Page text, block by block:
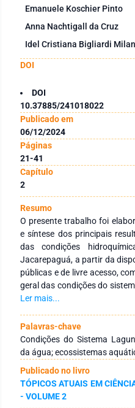
Emanuele Koschier Pinto
Anna Nachtigall da Cruz
Idel Cristiana Bigliardi
DOI
DOI
10.37885/241018022
Publicado em
06/12/2024
Páginas
21-41
Capítulo
2
Resumo
O presente trabalho foi
e síntese dos principais
das condições
Jacarepaguá, a partir da
públicas e de livre acesso,
geral das condições do
problemáticas hidroquímicas
tenham realizado a análise
dentro deste sistema, além
escassez de informações
ambiental realizado pelo
diversos dados com falhas
a tabulação e
avaliação realizada no
Ler mais...
Palavras-chave
Condições do Sistema
da água; ecossistemas
Publicado no livro
TÓPICOS ATUAIS EM
- VOLUME 2